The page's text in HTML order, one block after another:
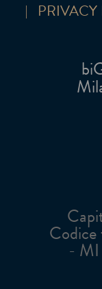
Codice
-